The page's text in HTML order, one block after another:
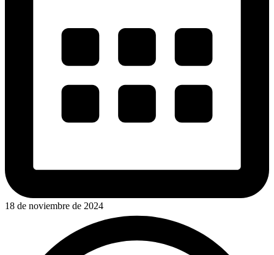
18 de noviembre de 2024